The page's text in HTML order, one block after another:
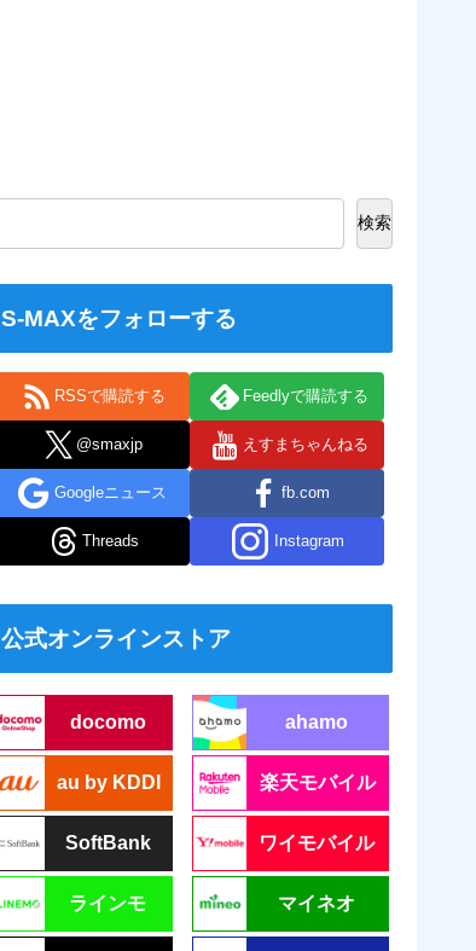
検索
S-MAXをフォローする
RSSで購読する Feedlyで購読する
@smaxjp えすまちゃんねる
Googleニュース fb.com
Threads Instagram
公式オンラインストア
docomo ahamo
au by KDDI 楽天モバイル
SoftBank ワイモバイル
ラインモ マイネオ